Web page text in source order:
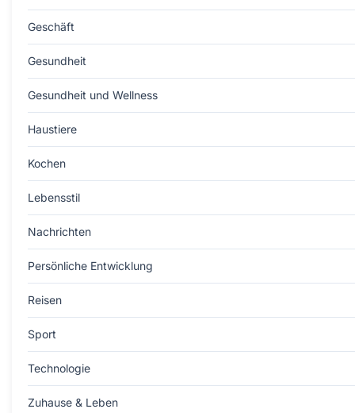
Geschäft
Gesundheit
Gesundheit und Wellness
Haustiere
Kochen
Lebensstil
Nachrichten
Persönliche Entwicklung
Reisen
Sport
Technologie
Zuhause & Leben